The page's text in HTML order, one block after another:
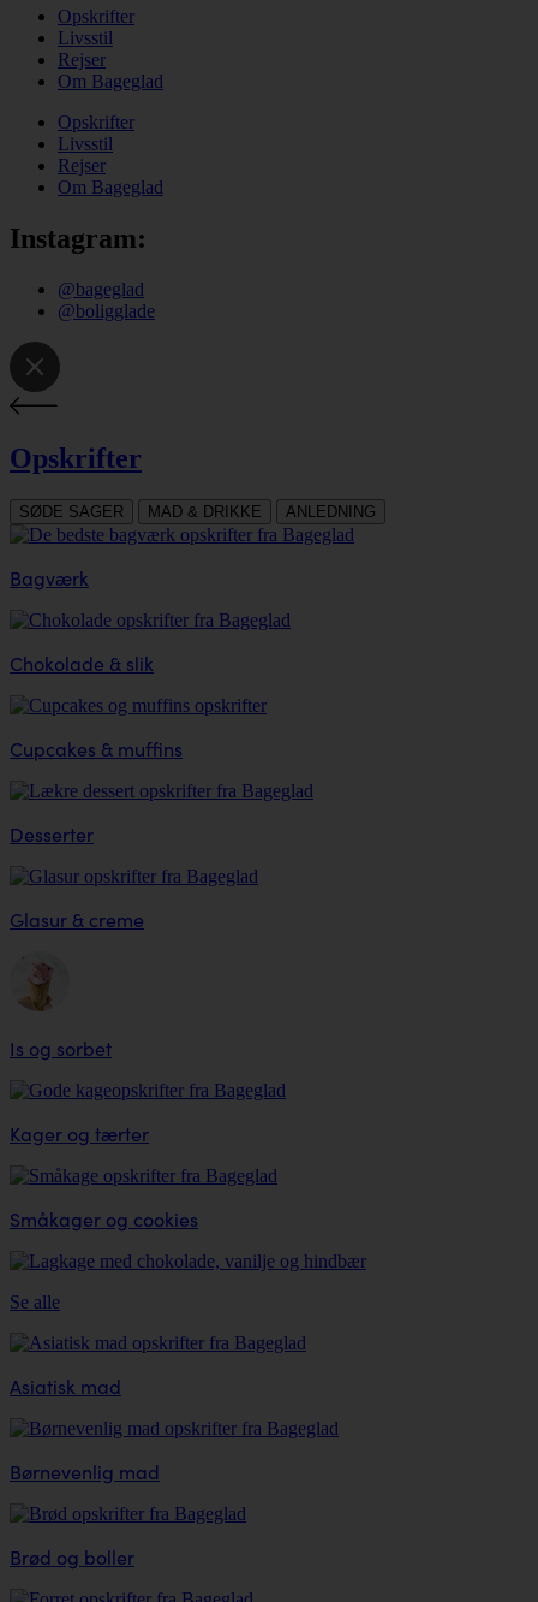
Opskrifter
Livsstil
Rejser
Om Bageglad
Opskrifter
Livsstil
Rejser
Om Bageglad
Instagram:
@bageglad
@boligglade
Opskrifter
SØDE SAGER MAD & DRIKKE ANLEDNING
Bagværk
Chokolade & slik
Cupcakes & muffins
Desserter
Glasur & creme
Is og sorbet
Kager og tærter
Småkager og cookies
Se alle
Asiatisk mad
Børnevenlig mad
Brød og boller